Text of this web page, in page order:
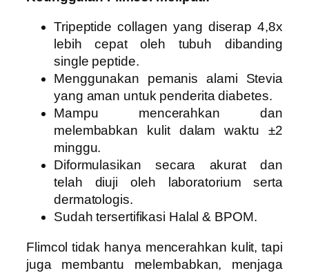
Tripeptide collagen yang diserap 4,8x
lebih cepat oleh tubuh dibanding
single peptide.
Menggunakan pemanis alami Stevia
yang aman untuk penderita diabetes.
Mampu mencerahkan dan
melembabkan kulit dalam waktu ±2
minggu.
Diformulasikan secara akurat dan
telah diuji oleh laboratorium serta
dermatologis.
Sudah tersertifikasi Halal & BPOM.
Flimcol tidak hanya mencerahkan kulit, tapi
juga membantu melembabkan, menjaga